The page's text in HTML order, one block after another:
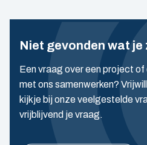
Niet gevonden wat je
Een vraag over een project of
met ons samenwerken?
kijkje bij onze veelgestelde
vrijblijvend je vraag.